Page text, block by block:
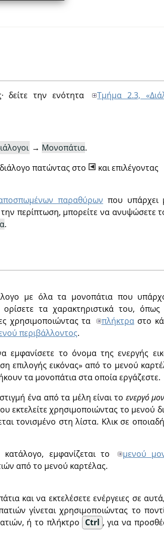
δείτε την ενότητα
Τμήμα 2.3,
→ Μονοπάτια.
πατώντας στο
και επιλέγοντας
παραθύρων που υπάρχει
περίπτωση, μπορείτε να ανυψώσετε
.
με όλα τα μονοπάτια που
τα χαρακτηριστικά του, όπως
χρησιμοποιώντας τα
πλήκτραστο
περιβάλλοντος.
εμφανίσετε το όνομα της ενεργής
επιλογής εικόνας» από το μενού
τα μονοπάτια στα οποία εργάζεστε.
ένα από τα μέλη είναι το ενεργό
εκτελείτε χρησιμοποιώντας το μενού
τονισμένο στη λίστα. Κλικ σε
εμφανίζεται το
μενού
από το μενού καρτέλας.
και να εκτελέσετε ενέργειες σε
γίνεται χρησιμοποιώντας το
ή το πλήκτρο Ctrl , για να